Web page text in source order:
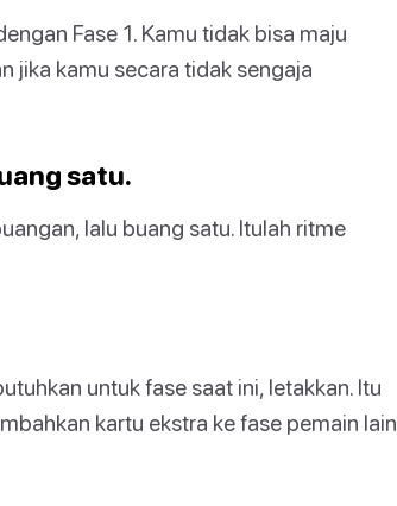
Fase 1. Kamu tidak bisa maju
jika kamu secara tidak sengaja
satu.
lalu buang satu. Itulah ritme
untuk fase saat ini, letakkan. Itu
kartu ekstra ke fase pemain lain